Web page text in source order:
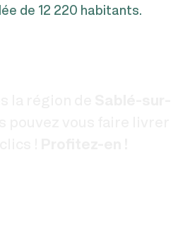
de 12 220 habitants.